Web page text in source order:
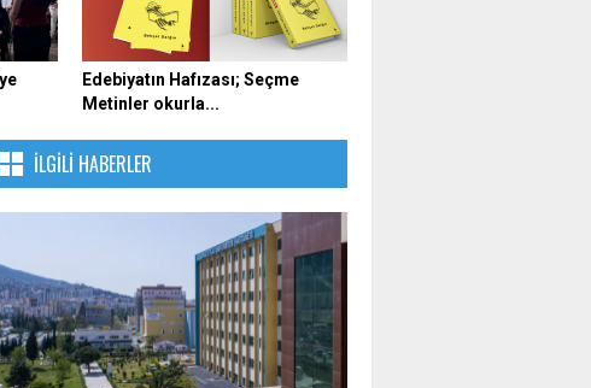
Edebiyatın Hafızası; Seçme
Metinler okurla...
İLGILI HABERLER